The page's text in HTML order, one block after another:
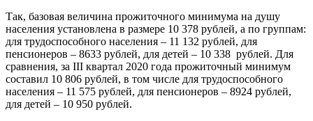
Так, базовая величина прожиточного минимума на душу
населения установлена в размере 10 378 рублей, а по группам:
для трудоспособного населения – 11 132 рублей, для
пенсионеров – 8633 рублей, для детей – 10 338 рублей. Для
сравнения, за III квартал 2020 года прожиточный минимум
составил 10 806 рублей, в том числе для трудоспособного
населения – 11 575 рублей, для пенсионеров – 8924 рублей,
для детей – 10 950 рублей.